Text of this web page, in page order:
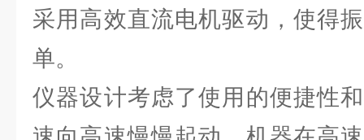
采用高效直流电机驱动，使得
单。
仪器设计考虑了使用的便捷性